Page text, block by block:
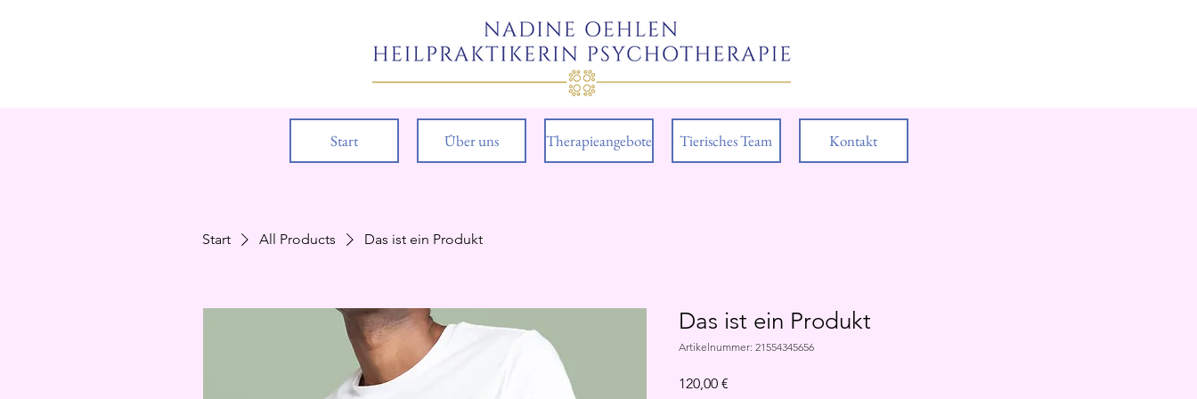
Start Über uns Therapieangebote Tierisches Team Kontakt
Start All Products Das ist ein Produkt
Das ist ein Produkt
Artikelnummer: 21554345656
120,00 €